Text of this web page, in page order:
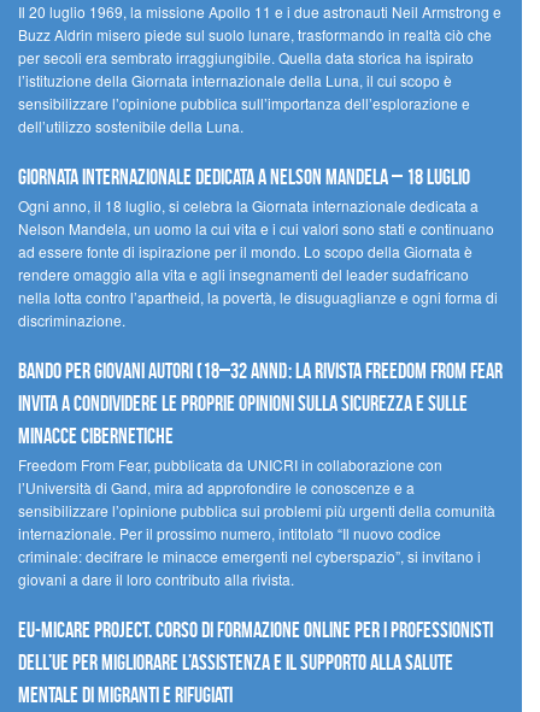
Il 20 luglio 1969, la missione Apollo 11 e i due astronauti Neil Armstrong e
Buzz Aldrin misero piede sul suolo lunare, trasformando in realtà ciò che
per secoli era sembrato irraggiungibile. Quella data storica ha ispirato
l’istituzione della Giornata internazionale della Luna, il cui scopo è
sensibilizzare l’opinione pubblica sull’importanza dell’esplorazione e
dell’utilizzo sostenibile della Luna.
Giornata internazionale dedicata a Nelson Mandela – 18 luglio
Ogni anno, il 18 luglio, si celebra la Giornata internazionale dedicata a
Nelson Mandela, un uomo la cui vita e i cui valori sono stati e continuano
ad essere fonte di ispirazione per il mondo. Lo scopo della Giornata è
rendere omaggio alla vita e agli insegnamenti del leader sudafricano
nella lotta contro l’apartheid, la povertà, le disuguaglianze e ogni forma di
discriminazione.
Bando per giovani autori (18–32 anni): la Rivista Freedom From Fear
invita a condividere le proprie opinioni sulla sicurezza e sulle
minacce cibernetiche
Freedom From Fear, pubblicata da UNICRI in collaborazione con
l’Università di Gand, mira ad approfondire le conoscenze e a
sensibilizzare l’opinione pubblica sui problemi più urgenti della comunità
internazionale. Per il prossimo numero, intitolato “Il nuovo codice
criminale: decifrare le minacce emergenti nel cyberspazio”, si invitano i
giovani a dare il loro contributo alla rivista.
EU-MiCare Project. Corso di formazione online per i professionisti
dell’UE per migliorare l’assistenza e il supporto alla salute
mentale di migranti e rifugiati